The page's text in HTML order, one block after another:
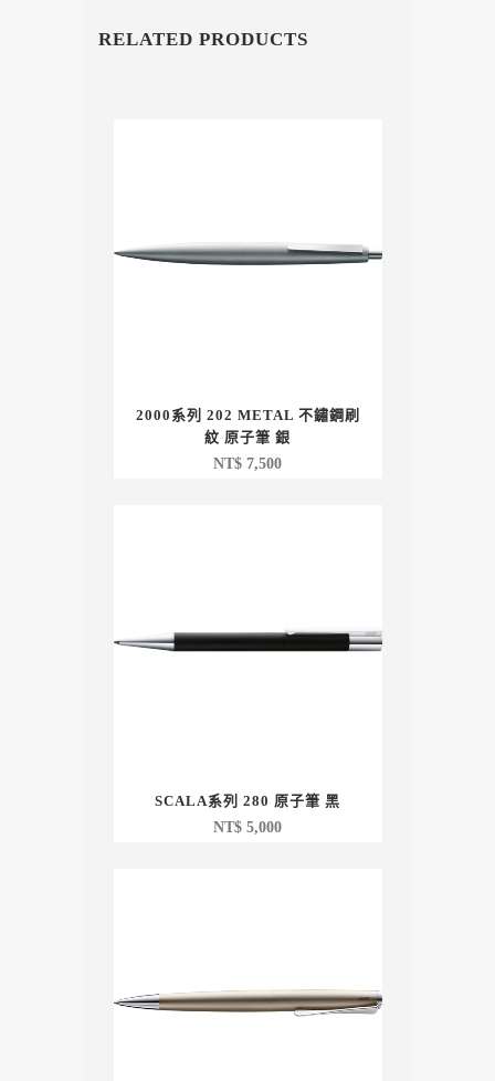
RELATED PRODUCTS
2000系列 202 METAL 不鏽鋼刷
紋 原子筆 銀
NT$ 7,500
SCALA系列 280 原子筆 黑
NT$ 5,000